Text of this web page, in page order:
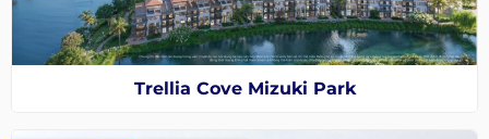
Trellia Cove Mizuki Park